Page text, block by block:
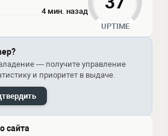
4 мин. назад
UPTIME
— получите управление
и приоритет в выдаче.
сайта